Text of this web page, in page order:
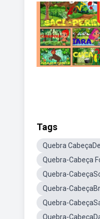
Tags
Quebra
Quebra-Cabeça
Quebra-
Quebra-
Quebra-
Quebra-